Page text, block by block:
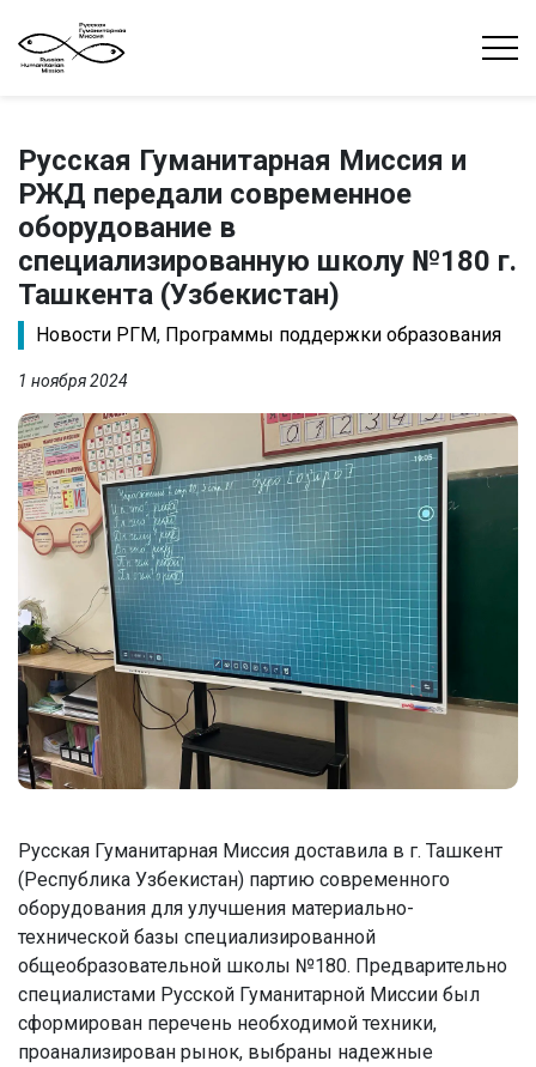
Русская Гуманитарная Миссия и
РЖД передали современное
оборудование в
специализированную школу №180 г.
Ташкента (Узбекистан)
Новости РГМ, Программы поддержки образования
1 ноября 2024
Русская Гуманитарная Миссия доставила в г. Ташкент
(Республика Узбекистан) партию современного
оборудования для улучшения материально-
технической базы специализированной
общеобразовательной школы №180. Предварительно
специалистами Русской Гуманитарной Миссии был
сформирован перечень необходимой техники,
проанализирован рынок, выбраны надежные